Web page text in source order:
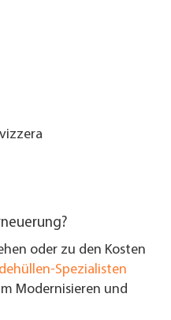
oder zu den Kosten
Spezialisten
Modernisieren und